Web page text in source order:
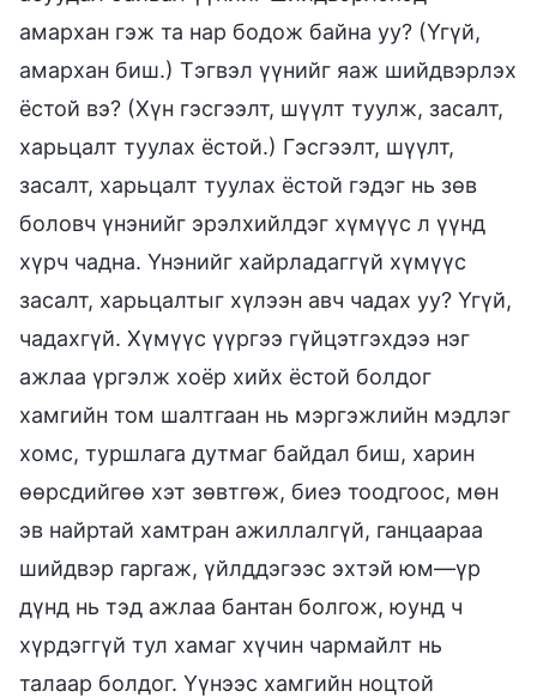
амархан гэж та нар бодож байна уу? (Үгүй,
амархан биш.) Тэгвэл үүнийг яаж шийдвэрлэх
ёстой вэ? (Хүн гэсгээлт, шүүлт туулж, засалт,
харьцалт туулах ёстой.) Гэсгээлт, шүүлт,
засалт, харьцалт туулах ёстой гэдэг нь зөв
боловч үнэнийг эрэлхийлдэг хүмүүс л үүнд
хүрч чадна. Үнэнийг хайрладаггүй хүмүүс
засалт, харьцалтыг хүлээн авч чадах уу? Үгүй,
чадахгүй. Хүмүүс үүргээ гүйцэтгэхдээ нэг
ажлаа үргэлж хоёр хийх ёстой болдог
хамгийн том шалтгаан нь мэргэжлийн мэдлэг
хомс, туршлага дутмаг байдал биш, харин
өөрсдийгөө хэт зөвтгөж, биеэ тоодгоос, мөн
эв найртай хамтран ажиллалгүй, ганцаараа
шийдвэр гаргаж, үйлддэгээс эхтэй юм—үр
дүнд нь тэд ажлаа бантан болгож, юунд ч
хүрдэггүй тул хамаг хүчин чармайлт нь
талаар болдог. Үүнээс хамгийн ноцтой